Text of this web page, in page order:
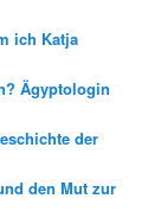
ich Katja
Ägyptologin
der
den Mut zur